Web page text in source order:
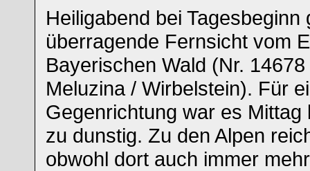
Heiligabend bei Tagesbeginn
überragende Fernsicht vom
Bayerischen Wald (Nr.
Meluzina / Wirbelstein). Für
Gegenrichtung war es
zu dunstig. Zu den Alpen
obwohl dort auch immer